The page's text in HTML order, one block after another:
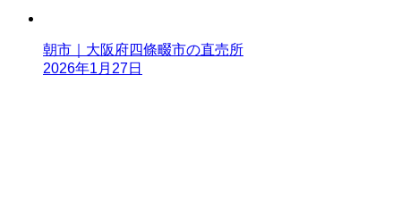
朝市｜大阪府四條畷市の直売所
2026年1月27日